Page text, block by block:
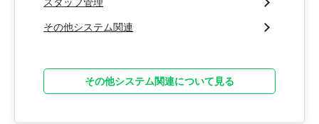
その他システム関連
その他システム関連について見る